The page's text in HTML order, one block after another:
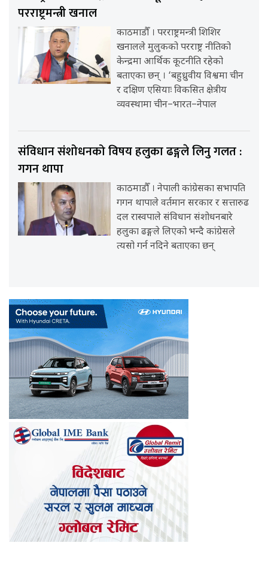
परराष्ट्रमन्त्री खनाल
काठमाडौँ । परराष्ट्रमन्त्री शिशिर
खनालले मुलुकको परराष्ट्र नीतिको
केन्द्रमा आर्थिक कूटनीति रहेको
बताएका छन् । ‘बहुध्रुवीय विश्वमा चीन
र दक्षिण एसियाः विकसित क्षेत्रीय
व्यवस्थामा चीन–भारत–नेपाल
संविधान संशोधनको विषय हलुका ढङ्गले लिनु गलत :
गगन थापा
काठमाडौँ । नेपाली कांग्रेसका सभापति
गगन थापाले वर्तमान सरकार र सत्तारुढ
दल रास्वपाले संविधान संशोधनबारे
हलुका ढङ्गले लिएको भन्दै कांग्रेसले
त्यसो गर्न नदिने बताएका छन्